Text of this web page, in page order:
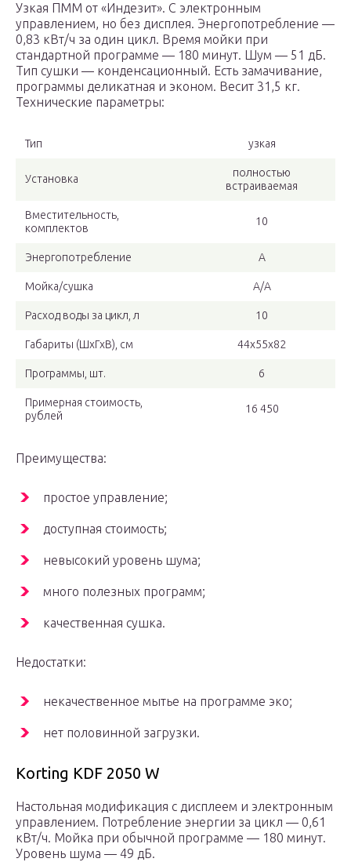
Узкая ПММ от «Индезит». С электронным
управлением, но без дисплея. Энергопотребление —
0,83 кВт/ч за один цикл. Время мойки при
стандартной программе — 180 минут. Шум — 51 дБ.
Тип сушки — конденсационный. Есть замачивание,
программы деликатная и эконом. Весит 31,5 кг.
Технические параметры:
Тип узкая
Установка
полностью
встраиваемая
Вместительность,
комплектов
10
Энергопотребление А
Мойка/сушка А/А
Расход воды за цикл, л 10
Габариты (ШхГхВ), см 44x55x82
Программы, шт. 6
Примерная стоимость,
рублей
16 450
Преимущества:
простое управление;
доступная стоимость;
невысокий уровень шума;
много полезных программ;
качественная сушка.
Недостатки:
некачественное мытье на программе эко;
нет половинной загрузки.
Korting KDF 2050 W
Настольная модификация с дисплеем и электронным
управлением. Потребление энергии за цикл — 0,61
кВт/ч. Мойка при обычной программе — 180 минут.
Уровень шума — 49 дБ.